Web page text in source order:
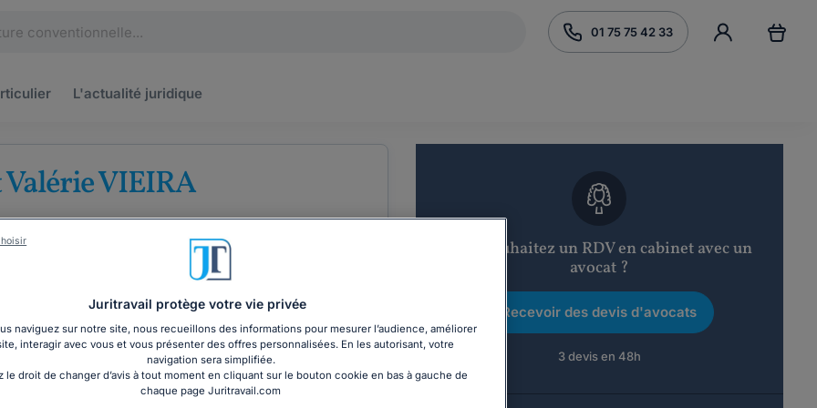
01 75 75 42 33
L'actualité juridique
VIEIRA
au barreau de Meaux
Droit du travail
COORDONNÉES
Vous souhaitez un RDV en cabinet avec un
avocat ?
Recevoir des devis d'avocats
3 devis en 48h
Juritravail protège votre vie privée
naviguez sur notre site, nous recueillons des informations pour mesurer l’audience, améliorer
interagir avec vous et vous présenter des offres personnalisées. En les autorisant, votre
navigation sera simplifiée.
le droit de changer d’avis à tout moment en cliquant sur le bouton cookie en bas à gauche de
chaque page Juritravail.com